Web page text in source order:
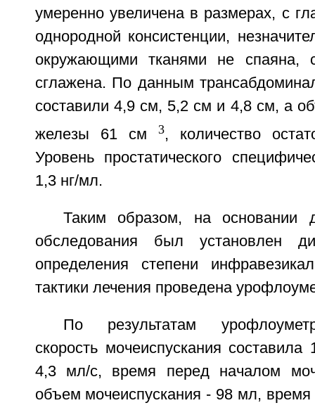
умеренно увеличена в размерах, с
однородной консистенции,
окружающими тканями не спаяна,
сглажена. По данным
составили 4,9 см, 5,2 см и 4,8 см, а
железы 61 см 3, количество
Уровень простатического
1,3 нг/мл.
Таким образом, на основании
обследования был установлен
определения степени
тактики лечения проведена
По результатам
скорость мочеиспускания
4,3 мл/с, время перед началом
объем мочеиспускания - 98 мл, время